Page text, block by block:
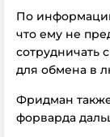
По
что ему не
сотрудничать
для обмена в
Фридман
форварда